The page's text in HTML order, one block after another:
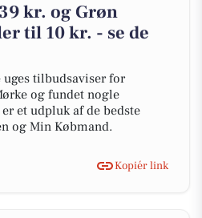
kr. og Grøn
til 10 kr. - se de
uges tilbudsaviser for
og fundet nogle
et udpluk af de bedste
og Min Købmand.
Kopiér link